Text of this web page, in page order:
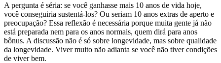
A pergunta é séria: se você ganhasse mais 10 anos de vida hoje,
você conseguiria sustentá-los? Ou seriam 10 anos extras de aperto e
preocupação? Essa reflexão é necessária porque muita gente já não
está preparada nem para os anos normais, quem dirá para anos
bônus. A discussão não é só sobre longevidade, mas sobre qualidade
da longevidade. Viver muito não adianta se você não tiver condições
de viver bem.